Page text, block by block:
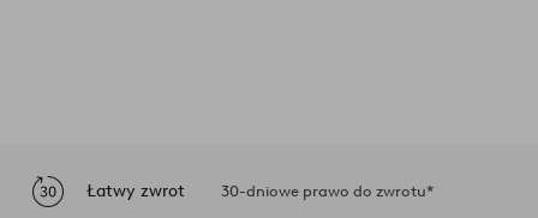
Łatwy zwrot 30-dniowe prawo do zwrotu*